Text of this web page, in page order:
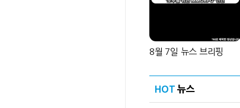
8월 7일 뉴스 브리핑
HOT 뉴스